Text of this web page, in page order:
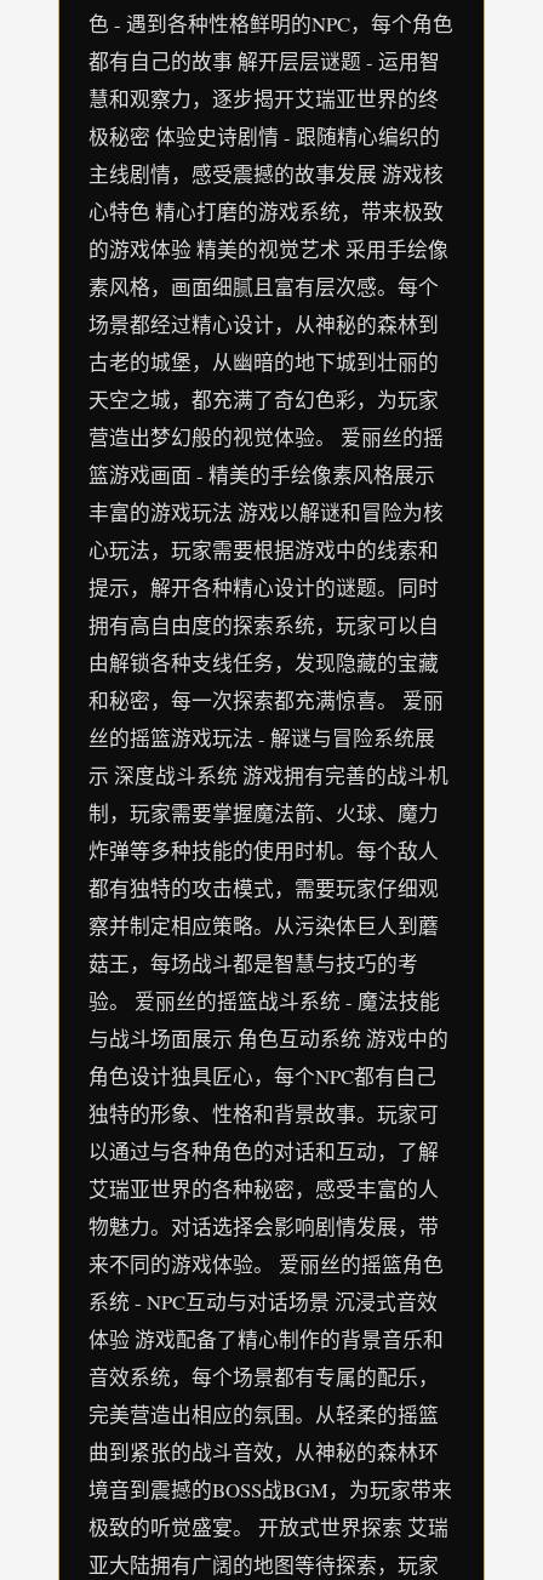
色 - 遇到各种性格鲜明的NPC，每个角色
都有自己的故事 解开层层谜题 - 运用智
慧和观察力，逐步揭开艾瑞亚世界的终
极秘密 体验史诗剧情 - 跟随精心编织的
主线剧情，感受震撼的故事发展 游戏核
心特色 精心打磨的游戏系统，带来极致
的游戏体验 精美的视觉艺术 采用手绘像
素风格，画面细腻且富有层次感。每个
场景都经过精心设计，从神秘的森林到
古老的城堡，从幽暗的地下城到壮丽的
天空之城，都充满了奇幻色彩，为玩家
营造出梦幻般的视觉体验。 爱丽丝的摇
篮游戏画面 - 精美的手绘像素风格展示
丰富的游戏玩法 游戏以解谜和冒险为核
心玩法，玩家需要根据游戏中的线索和
提示，解开各种精心设计的谜题。同时
拥有高自由度的探索系统，玩家可以自
由解锁各种支线任务，发现隐藏的宝藏
和秘密，每一次探索都充满惊喜。 爱丽
丝的摇篮游戏玩法 - 解谜与冒险系统展
示 深度战斗系统 游戏拥有完善的战斗机
制，玩家需要掌握魔法箭、火球、魔力
炸弹等多种技能的使用时机。每个敌人
都有独特的攻击模式，需要玩家仔细观
察并制定相应策略。从污染体巨人到蘑
菇王，每场战斗都是智慧与技巧的考
验。 爱丽丝的摇篮战斗系统 - 魔法技能
与战斗场面展示 角色互动系统 游戏中的
角色设计独具匠心，每个NPC都有自己
独特的形象、性格和背景故事。玩家可
以通过与各种角色的对话和互动，了解
艾瑞亚世界的各种秘密，感受丰富的人
物魅力。对话选择会影响剧情发展，带
来不同的游戏体验。 爱丽丝的摇篮角色
系统 - NPC互动与对话场景 沉浸式音效
体验 游戏配备了精心制作的背景音乐和
音效系统，每个场景都有专属的配乐，
完美营造出相应的氛围。从轻柔的摇篮
曲到紧张的战斗音效，从神秘的森林环
境音到震撼的BOSS战BGM，为玩家带来
极致的听觉盛宴。 开放式世界探索 艾瑞
亚大陆拥有广阔的地图等待探索，玩家